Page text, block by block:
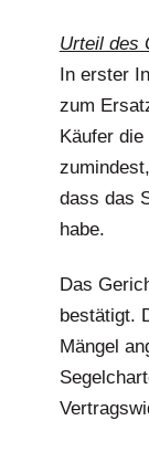
Urteil des
In erster
zum
Käufer
dass das
habe.
Das
bestätigt.
Mängel